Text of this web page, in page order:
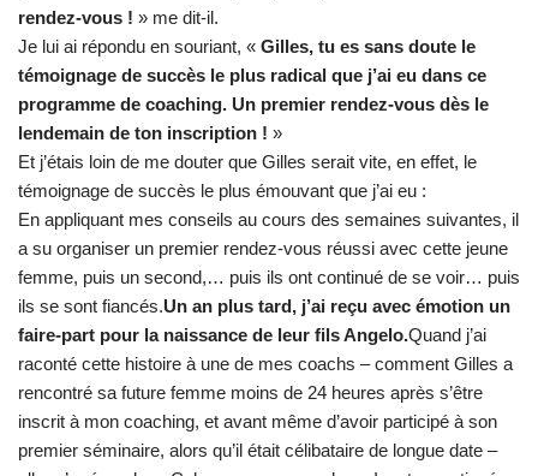
rendez-vous ! » me dit-il.
Je lui ai répondu en souriant, « Gilles, tu es sans doute le
témoignage de succès le plus radical que j’ai eu dans ce
programme de coaching. Un premier rendez-vous dès le
lendemain de ton inscription ! »
Et j’étais loin de me douter que Gilles serait vite, en effet, le
témoignage de succès le plus émouvant que j’ai eu :
En appliquant mes conseils au cours des semaines suivantes, il
a su organiser un premier rendez-vous réussi avec cette jeune
femme, puis un second,… puis ils ont continué de se voir… puis
ils se sont fiancés.Un an plus tard, j’ai reçu avec émotion un
faire-part pour la naissance de leur fils Angelo.Quand j’ai
raconté cette histoire à une de mes coachs – comment Gilles a
rencontré sa future femme moins de 24 heures après s’être
inscrit à mon coaching, et avant même d’avoir participé à son
premier séminaire, alors qu’il était célibataire de longue date –